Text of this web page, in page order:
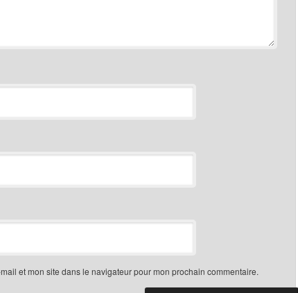
et mon site dans le navigateur pour mon prochain commentaire.